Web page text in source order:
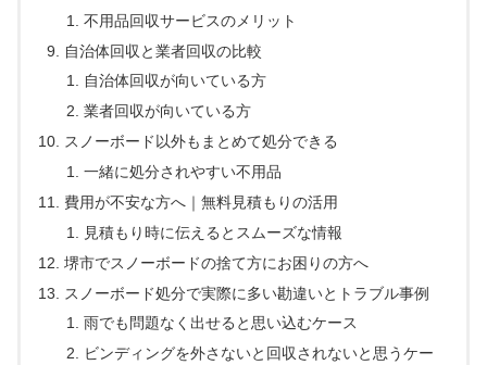
不用品回収サービスのメリット
自治体回収と業者回収の比較
自治体回収が向いている方
業者回収が向いている方
スノーボード以外もまとめて処分できる
一緒に処分されやすい不用品
費用が不安な方へ｜無料見積もりの活用
見積もり時に伝えるとスムーズな情報
堺市でスノーボードの捨て方にお困りの方へ
スノーボード処分で実際に多い勘違いとトラブル事例
雨でも問題なく出せると思い込むケース
ビンディングを外さないと回収されないと思うケー